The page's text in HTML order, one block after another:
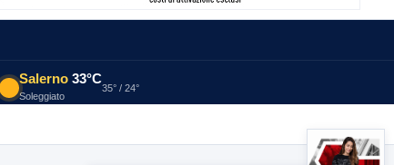
Salerno 33°C
Soleggiato
35° / 24°